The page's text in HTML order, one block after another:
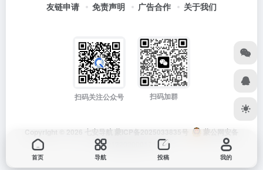
友链申请 免责声明 广告合作 关于我们
扫码关注公众号 扫码加群
Copyright © 2026 七安导航 蒙ICP备2025033835号
蒙公网安备
15012202000171号
首页 导航 投稿 我的